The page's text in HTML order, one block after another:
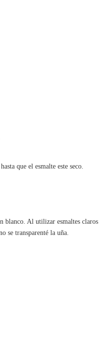
que el esmalte este seco.
blanco. Al utilizar esmaltes claros
se transparenté la uña.